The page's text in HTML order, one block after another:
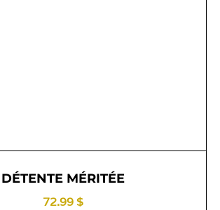
DÉTENTE MÉRITÉE
72.99 $